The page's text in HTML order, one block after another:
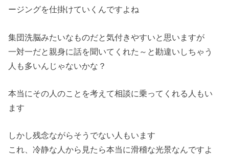
ージングを仕掛けていくんですよね
集団洗脳みたいなものだと気付きやすいと思いますが
一対一だと親身に話を聞いてくれた～と勘違いしちゃう
人も多いんじゃないかな？
本当にその人のことを考えて相談に乗ってくれる人もい
ます
しかし残念ながらそうでない人もいます
これ、冷静な人から見たら本当に滑稽な光景なんですよ